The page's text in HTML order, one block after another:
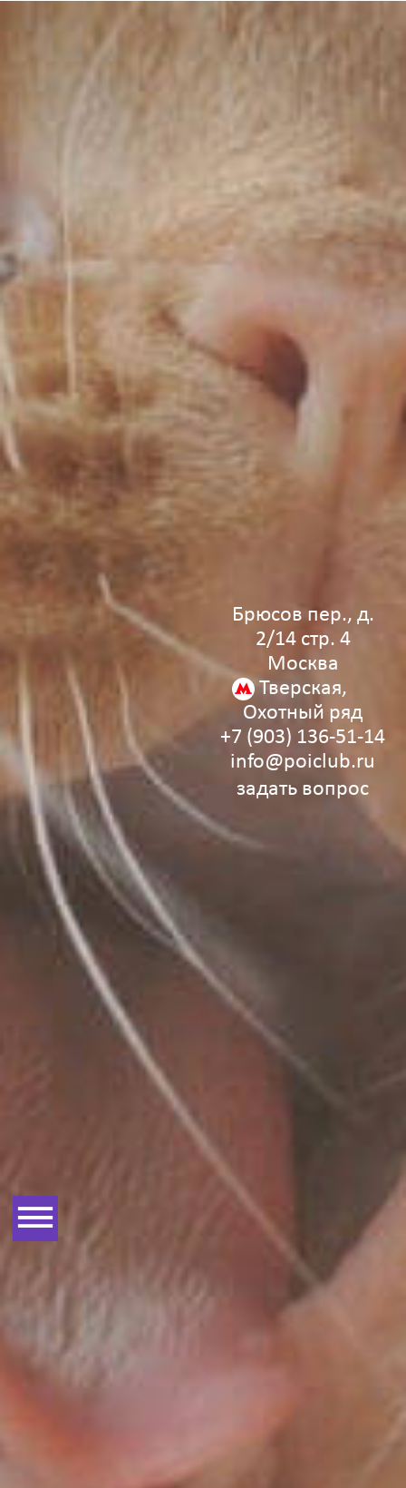
Брюсов пер., д.
2/14 стр. 4
Москва
Тверская,
Охотный ряд
+7 (903) 136‑51‑14
info@poiclub.ru
задать вопрос